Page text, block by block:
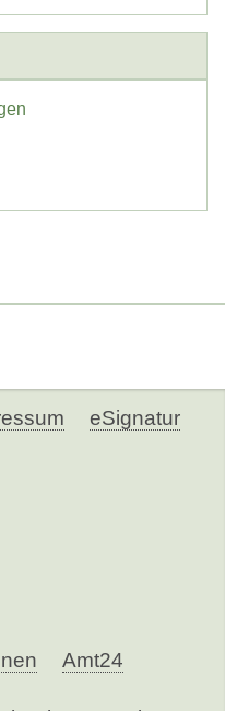
eSignatur
Amt24